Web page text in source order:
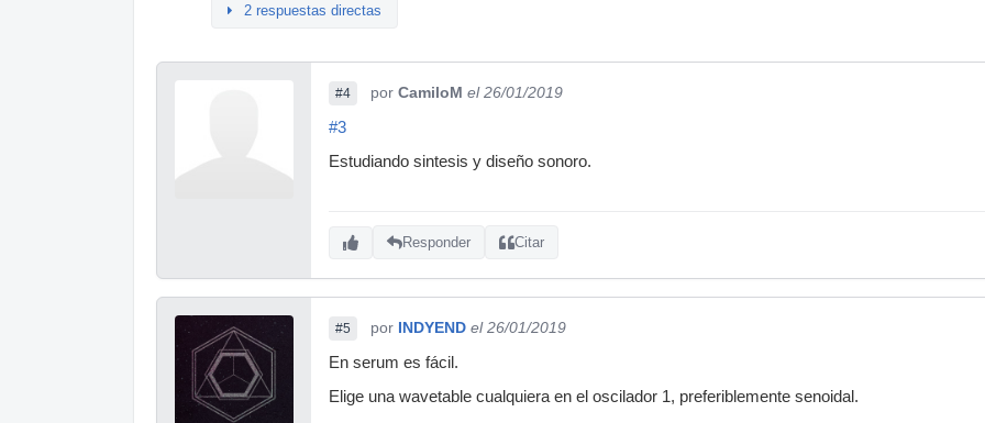
2 respuestas directas
#4 por CamiloM el 26/01/2019
#3
Estudiando sintesis y diseño sonoro.
Responder Citar
#5 por INDYEND el 26/01/2019
En serum es fácil.
Elige una wavetable cualquiera en el oscilador 1, preferiblemente senoidal.